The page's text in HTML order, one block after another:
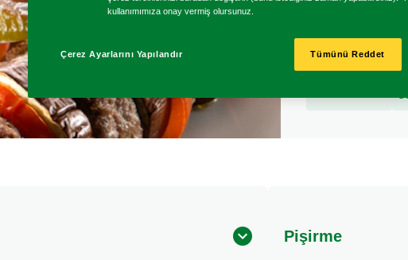
30 Dakika
Pişirme
Pişirme
kullanımımıza onay vermiş olursunuz.
Çerez Ayarlarını Yapılandır Tümünü Reddet